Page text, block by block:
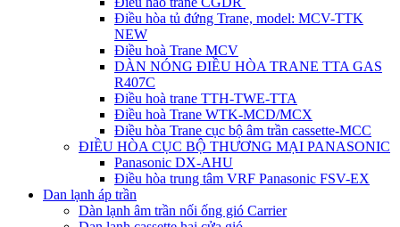
Điều hòa tủ đứng Trane, model: MCV-TTK
NEW
Điều hoà Trane MCV
DÀN NÓNG ĐIỀU HÒA TRANE TTA GAS
R407C
Điều hoà trane TTH-TWE-TTA
Điều hoà Trane WTK-MCD/MCX
Điều hòa Trane cục bộ âm trần cassette-MCC
ĐIỀU HÒA CỤC BỘ THƯƠNG MẠI PANASONIC
Panasonic DX-AHU
Điều hòa trung tâm VRF Panasonic FSV-EX
Dan lạnh áp trần
Dàn lạnh âm trần nối ống gió Carrier